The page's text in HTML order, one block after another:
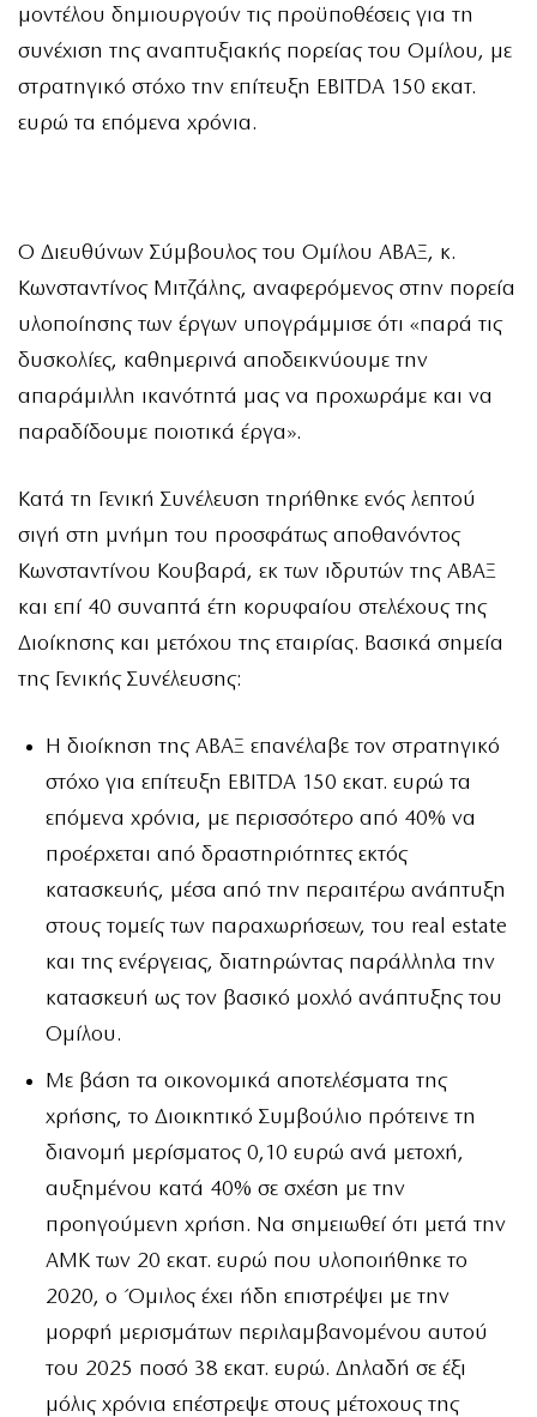
μοντέλου δημιουργούν τις προϋποθέσεις για τη
συνέχιση της αναπτυξιακής πορείας του Ομίλου, με
στρατηγικό στόχο την επίτευξη EBITDA 150 εκατ.
ευρώ τα επόμενα χρόνια.
Ο Διευθύνων Σύμβουλος του Ομίλου ΑΒΑΞ, κ.
Κωνσταντίνος Μιτζάλης, αναφερόμενος στην πορεία
υλοποίησης των έργων υπογράμμισε ότι «παρά τις
δυσκολίες, καθημερινά αποδεικνύουμε την
απαράμιλλη ικανότητά μας να προχωράμε και να
παραδίδουμε ποιοτικά έργα».
Κατά τη Γενική Συνέλευση τηρήθηκε ενός λεπτού
σιγή στη μνήμη του προσφάτως αποθανόντος
Κωνσταντίνου Κουβαρά, εκ των ιδρυτών της ΑΒΑΞ
και επί 40 συναπτά έτη κορυφαίου στελέχους της
Διοίκησης και μετόχου της εταιρίας. Βασικά σημεία
της Γενικής Συνέλευσης:
Η διοίκηση της ΑΒΑΞ επανέλαβε τον στρατηγικό
στόχο για επίτευξη EBITDA 150 εκατ. ευρώ τα
επόμενα χρόνια, με περισσότερο από 40% να
προέρχεται από δραστηριότητες εκτός
κατασκευής, μέσα από την περαιτέρω ανάπτυξη
στους τομείς των παραχωρήσεων, του real estate
και της ενέργειας, διατηρώντας παράλληλα την
κατασκευή ως τον βασικό μοχλό ανάπτυξης του
Ομίλου.
Με βάση τα οικονομικά αποτελέσματα της
χρήσης, το Διοικητικό Συμβούλιο πρότεινε τη
διανομή μερίσματος 0,10 ευρώ ανά μετοχή,
αυξημένου κατά 40% σε σχέση με την
προηγούμενη χρήση. Να σημειωθεί ότι μετά την
ΑΜΚ των 20 εκατ. ευρώ που υλοποιήθηκε το
2020, ο Όμιλος έχει ήδη επιστρέψει με την
μορφή μερισμάτων περιλαμβανομένου αυτού
του 2025 ποσό 38 εκατ. ευρώ. Δηλαδή σε έξι
μόλις χρόνια επέστρεψε στους μέτοχους της